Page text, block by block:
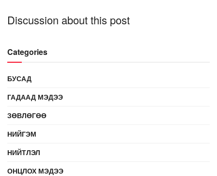
Discussion about this post
Categories
БУСАД
ГАДААД МЭДЭЭ
ЗӨВЛӨГӨӨ
НИЙГЭМ
НИЙТЛЭЛ
ОНЦЛОХ МЭДЭЭ